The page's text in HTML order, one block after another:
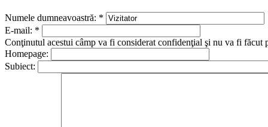
Numele dumneavoastră: *
E-mail: *
Conţinutul acestui câmp va fi considerat confidenţial şi nu va fi făcut
Homepage:
Subiect: